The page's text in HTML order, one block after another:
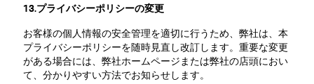
13.プライバシーポリシーの変更
お客様の個人情報の安全管理を適切に行うため、弊社は、本
プライバシーポリシーを随時見直し改訂します。重要な変更
がある場合には、弊社ホームページまたは弊社の店頭におい
て、分かりやすい方法でお知らせします。